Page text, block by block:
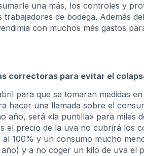
una más, los controles y
de bodega. Además
con muchos más gastos
correctoras para evitar el
para que se tomaran medidas
hacer una llamada sobre el
año, será «la puntilla» para miles
el precio de la uva no cubrirá los
100% y un consumo mucho
y a no coger un kilo de uva el